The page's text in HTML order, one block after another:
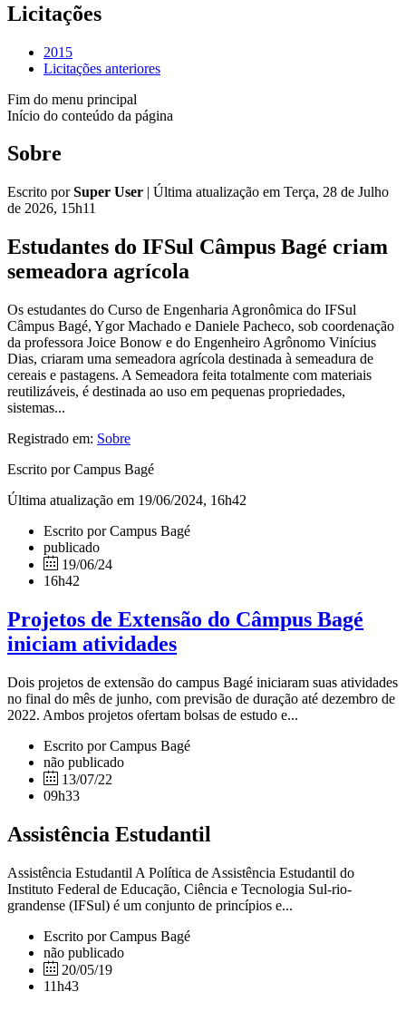
Licitações
2015
Licitações anteriores
Fim do menu principal
Início do conteúdo da página
Sobre
Escrito porSuper User | Última atualização em Terça, 28 de Julho
de 2026, 15h11
Estudantes do IFSul Câmpus Bagé criam
semeadora agrícola
Os estudantes do Curso de Engenharia Agronômica do IFSul
Câmpus Bagé, Ygor Machado e Daniele Pacheco, sob coordenação
da professora Joice Bonow e do Engenheiro Agrônomo Vinícius
Dias, criaram uma semeadora agrícola destinada à semeadura de
cereais e pastagens. A Semeadora feita totalmente com materiais
reutilizáveis, é destinada ao uso em pequenas propriedades,
sistemas...
Registrado em: Sobre
Escrito por Campus Bagé
Última atualização em 19/06/2024, 16h42
Escrito por Campus Bagé
publicado
19/06/24
16h42
Projetos de Extensão do Câmpus Bagé
iniciam atividades
Dois projetos de extensão do campus Bagé iniciaram suas atividades
no final do mês de junho, com previsão de duração até dezembro de
2022. Ambos projetos ofertam bolsas de estudo e...
Escrito por Campus Bagé
não publicado
13/07/22
09h33
Assistência Estudantil
Assistência Estudantil A Política de Assistência Estudantil do
Instituto Federal de Educação, Ciência e Tecnologia Sul-rio-
grandense (IFSul) é um conjunto de princípios e...
Escrito por Campus Bagé
não publicado
20/05/19
11h43